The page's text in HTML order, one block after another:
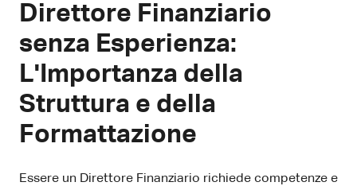
Direttore Finanziario
senza Esperienza:
L'Importanza della
Struttura e della
Formattazione
Essere un Direttore Finanziario richiede competenze e